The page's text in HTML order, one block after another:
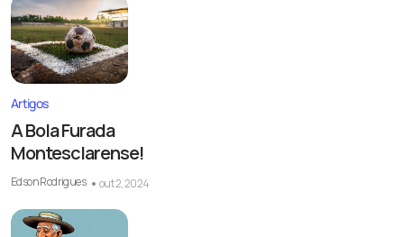
Artigos
A Bola Furada
Montesclarense!
Edson Rodrigues out 2, 2024